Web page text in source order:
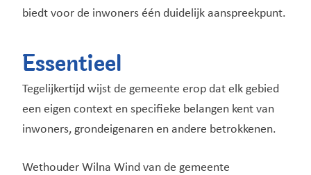
biedt voor de inwoners één duidelijk aanspreekpunt.
Essentieel
Tegelijkertijd wijst de gemeente erop dat elk gebied
een eigen context en specifieke belangen kent van
inwoners, grondeigenaren en andere betrokkenen.
Wethouder Wilna Wind van de gemeente